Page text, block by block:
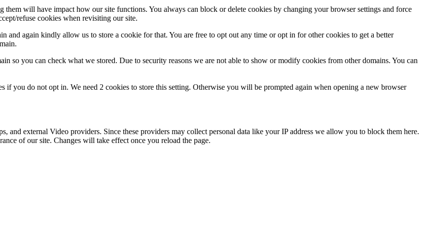
them will have impact how our site functions. You always can block or delete cookies by changing your browser settings and force
refuse cookies when revisiting our site.
and again kindly allow us to store a cookie for that. You are free to opt out any time or opt in for other cookies to get a better
so you can check what we stored. Due to security reasons we are not able to show or modify cookies from other domains. You can
if you do not opt in. We need 2 cookies to store this setting. Otherwise you will be prompted again when opening a new browser
and external Video providers. Since these providers may collect personal data like your IP address we allow you to block them here.
of our site. Changes will take effect once you reload the page.